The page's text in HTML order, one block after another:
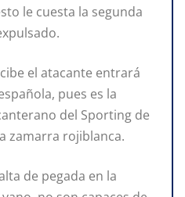
le cuesta la segunda
el atacante entrará
pues es la
del Sporting de
zamarra rojiblanca.
de pegada en la